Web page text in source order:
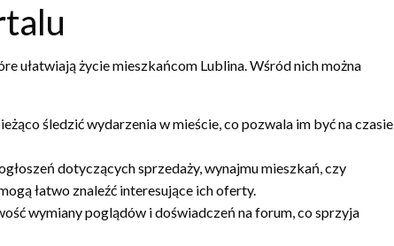
ułatwiają życie mieszkańcom Lublina. Wśród nich można
śledzić wydarzenia w mieście, co pozwala im być na czasie
dotyczących sprzedaży, wynajmu mieszkań, czy
łatwo znaleźć interesujące ich oferty.
wymiany poglądów i doświadczeń na forum, co sprzyja